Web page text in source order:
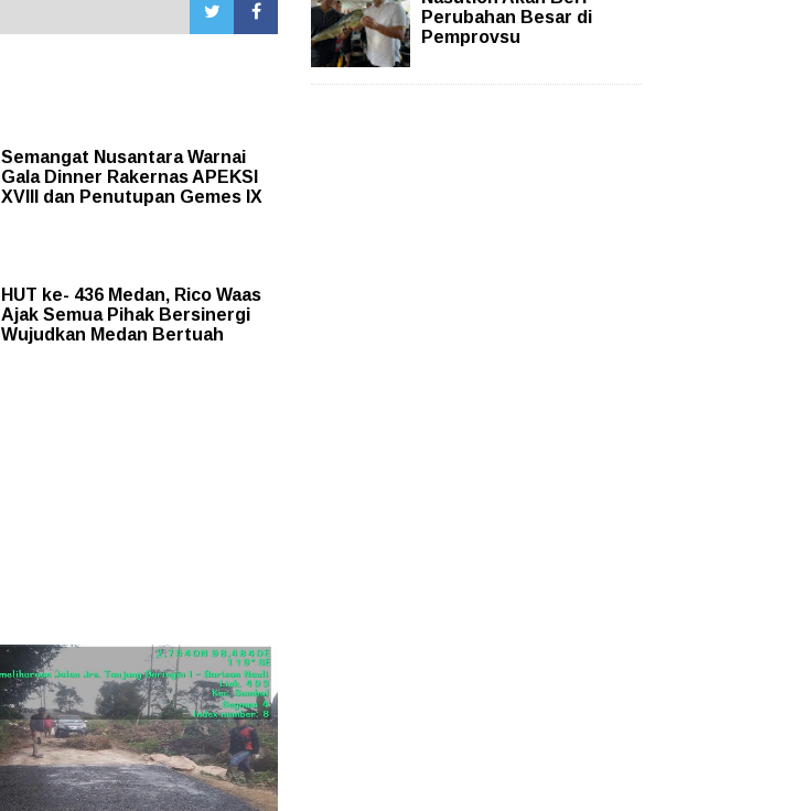
Semangat Nusantara Warnai
Gala Dinner Rakernas APEKSI
XVIII dan Penutupan Gemes IX
HUT ke- 436 Medan, Rico Waas
Ajak Semua Pihak Bersinergi
Wujudkan Medan Bertuah
Perubahan Besar di
Pemprovsu